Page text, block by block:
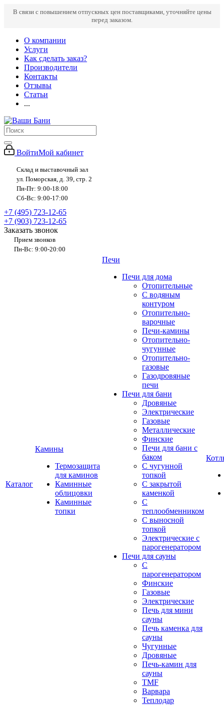
В связи с повышением отпускных цен поставщиками, уточняйте цены
перед заказом.
О компании
Услуги
Как сделать заказ?
Производители
Контакты
Отзывы
Статьи
...
ВойтиМой кабинет
Склад и выставочный зал
ул. Поморская, д. 39, стр. 2
Пн-Пт: 9:00-18:00
Сб-Вс: 9:00-17:00
+7 (495) 723-12-65
+7 (903) 723-12-65
Заказать звонок
Прием звонков
Пн-Вс: 9:00-20:00
Каталог
Камины
Термозащита
для каминов
Каминные
облицовки
Каминные
топки
Печи
Печи для дома
Отопительные
C водяным
контуром
Отопительно-
варочные
Печи-камины
Отопительно-
чугунные
Отопительно-
газовые
Газодровяные
печи
Печи для бани
Дровяные
Электрические
Газовые
Металлические
Финские
Печи для бани с
баком
С чугунной
топкой
С закрытой
каменкой
С
теплообменником
С выносной
топкой
Электрические с
парогенератором
Печи для сауны
С
парогенератором
Финские
Газовые
Электрические
Печь для мини
сауны
Печь каменка для
сауны
Чугунные
Дровяные
Печь-камин для
сауны
TMF
Варвара
Теплодар